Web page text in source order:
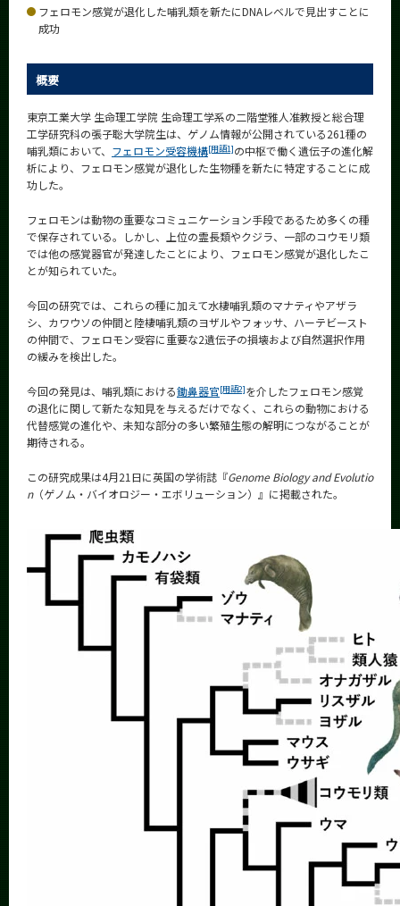
フェロモン感覚が退化した哺乳類を新たにDNAレベルで見出すことに
成功
概要
東京工業大学 生命理工学院 生命理工学系の二階堂雅人准教授と総合理
工学研究科の張子聡大学院生は、ゲノム情報が公開されている261種の
哺乳類において、 フェロモン受容機構[用語1]の中枢で働く遺伝子の進化解
析により、フェロモン感覚が退化した生物種を新たに特定することに成
功した。
フェロモンは動物の重要なコミュニケーション手段であるため多くの種
で保存されている。しかし、上位の霊長類やクジラ、一部のコウモリ類
では他の感覚器官が発達したことにより、フェロモン感覚が退化したこ
とが知られていた。
今回の研究では、これらの種に加えて水棲哺乳類のマナティやアザラ
シ、カワウソの仲間と陸棲哺乳類のヨザルやフォッサ、ハーテビースト
の仲間で、フェロモン受容に重要な2遺伝子の損壊および自然選択作用
の緩みを検出した。
今回の発見は、哺乳類における鋤鼻器官[用語2]を介したフェロモン感覚
の退化に関して新たな知見を与えるだけでなく、これらの動物における
代替感覚の進化や、未知な部分の多い繁殖生態の解明につながることが
期待される。
この研究成果は4月21日に英国の学術誌『Genome Biology and Evolutio
n（ゲノム・バイオロジー・エボリューション）』に掲載された。
カテゴリ別
課程別
月別
イベントカレンダー
Event Calendar
サイト構成
系詳細情報